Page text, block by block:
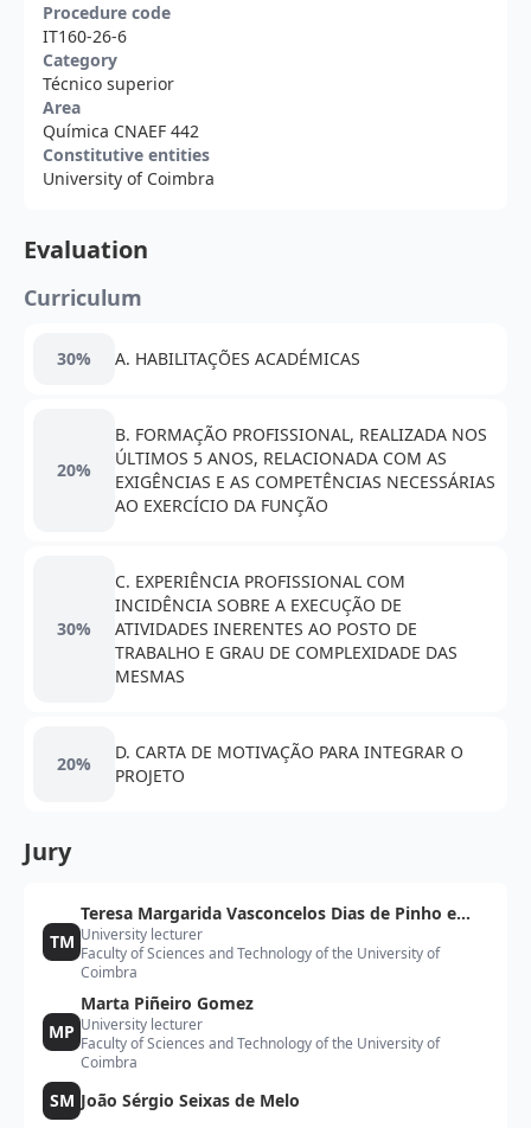
Procedure code
IT160-26-6
Category
Técnico superior
Area
Química CNAEF 442
Constitutive entities
University of Coimbra
Evaluation
Curriculum
30% A. HABILITAÇÕES ACADÉMICAS
20%
B. FORMAÇÃO PROFISSIONAL, REALIZADA NOS
ÚLTIMOS 5 ANOS, RELACIONADA COM AS
EXIGÊNCIAS E AS COMPETÊNCIAS NECESSÁRIAS
AO EXERCÍCIO DA FUNÇÃO
30%
C. EXPERIÊNCIA PROFISSIONAL COM
INCIDÊNCIA SOBRE A EXECUÇÃO DE
ATIVIDADES INERENTES AO POSTO DE
TRABALHO E GRAU DE COMPLEXIDADE DAS
MESMAS
20%
D. CARTA DE MOTIVAÇÃO PARA INTEGRAR O
PROJETO
Jury
TM
Teresa Margarida Vasconcelos Dias de Pinho e
Melo
University lecturer
Faculty of Sciences and Technology of the University of
Coimbra
MP
Marta Piñeiro Gomez
University lecturer
Faculty of Sciences and Technology of the University of
Coimbra
SM João Sérgio Seixas de Melo